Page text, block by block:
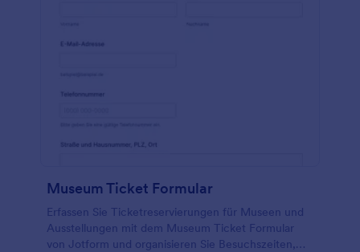
Museum Ticket Formular
Erfassen Sie Ticketreservierungen für Museen und
Ausstellungen mit dem Museum Ticket Formular
von Jotform und organisieren Sie Besuchszeiten,